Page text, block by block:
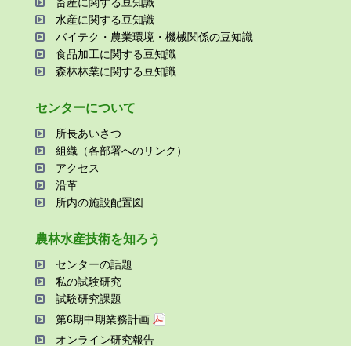
畜産に関する⾖知識
⽔産に関する⾖知識
バイテク・農業環境・機械関係の⾖知識
⾷品加⼯に関する⾖知識
森林林業に関する⾖知識
センターについて
所⻑あいさつ
組織（各部署へのリンク）
アクセス
沿⾰
所内の施設配置図
農林⽔産技術を知ろう
センターの話題
私の試験研究
試験研究課題
第6期中期業務計画
オンライン研究報告